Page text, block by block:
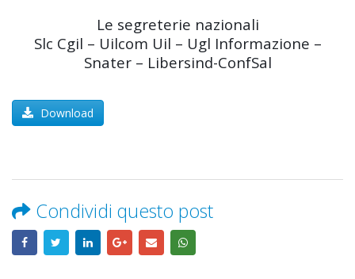
Le segreterie nazionali
Slc Cgil – Uilcom Uil – Ugl Informazione –
Snater – Libersind-ConfSal
Download
Condividi questo post